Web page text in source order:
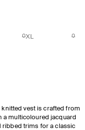
XL
vest is crafted from
a multicoloured jacquard
ribbed trims for a classic